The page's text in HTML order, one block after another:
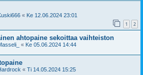
« Ke 12.06.2024 23:01
1 2
ahtopaine sekoittaa vaihteiston
« Ke 05.06.2024 14:44
« Ti 14.05.2024 15:25